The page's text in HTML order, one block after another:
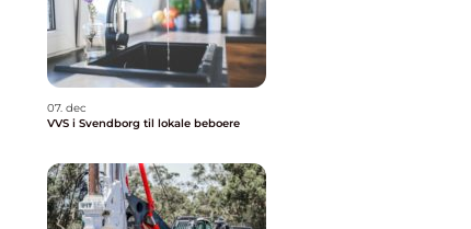
07. dec
VVS i Svendborg til lokale beboere